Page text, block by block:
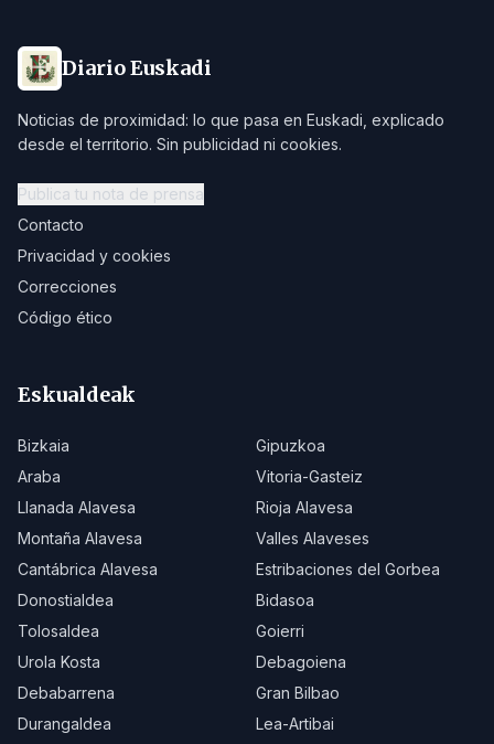
Diario Euskadi
Noticias de proximidad: lo que pasa en Euskadi, explicado
desde el territorio. Sin publicidad ni cookies.
Publica tu nota de prensa
Contacto
Privacidad y cookies
Correcciones
Código ético
Eskualdeak
Bizkaia
Gipuzkoa
Araba
Vitoria-Gasteiz
Llanada Alavesa
Rioja Alavesa
Montaña Alavesa
Valles Alaveses
Cantábrica Alavesa
Estribaciones del Gorbea
Donostialdea
Bidasoa
Tolosaldea
Goierri
Urola Kosta
Debagoiena
Debabarrena
Gran Bilbao
Durangaldea
Lea-Artibai